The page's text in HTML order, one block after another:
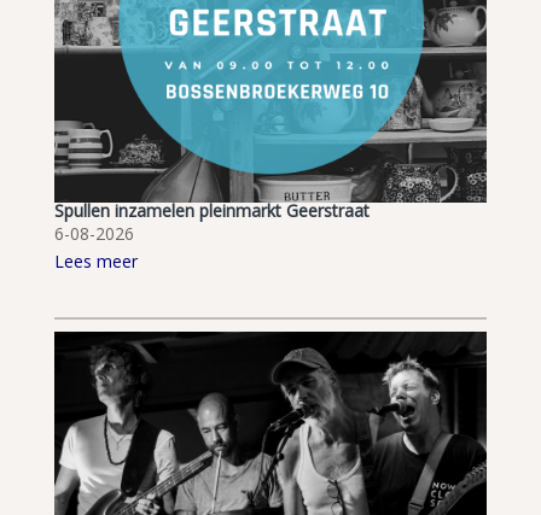
Spullen inzamelen pleinmarkt Geerstraat
6-08-2026
Lees meer